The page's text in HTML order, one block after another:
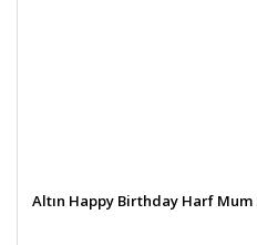
Altın Happy Birthday Harf Mum